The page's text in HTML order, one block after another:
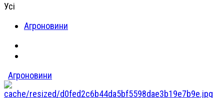
Усі
Агроновини
Агроновини